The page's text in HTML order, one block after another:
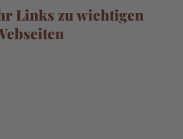
Links zu wichtigen